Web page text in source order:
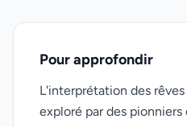
Pour approfondir
L'interprétation des
exploré par des